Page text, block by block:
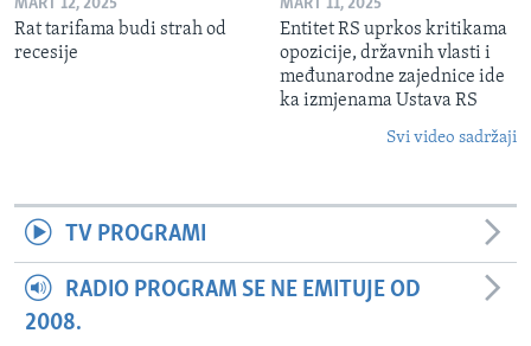
MART 12, 2025
Rat tarifama budi strah od
recesije
MART 11, 2025
Entitet RS uprkos kritikama
opozicije, državnih vlasti i
međunarodne zajednice ide
ka izmjenama Ustava RS
Svi video sadržaji
TV PROGRAMI
RADIO PROGRAM SE NE EMITUJE OD
2008.